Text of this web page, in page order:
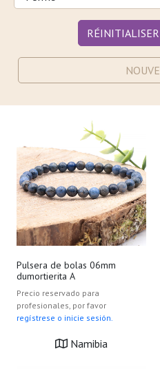
Pulsera de bolas 06mm
dumortierita A
Precio reservado para
profesionales, por favor
regístrese o inicie sesión.
Namibia